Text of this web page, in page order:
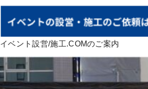
イベント設営/施工.COMのご案内